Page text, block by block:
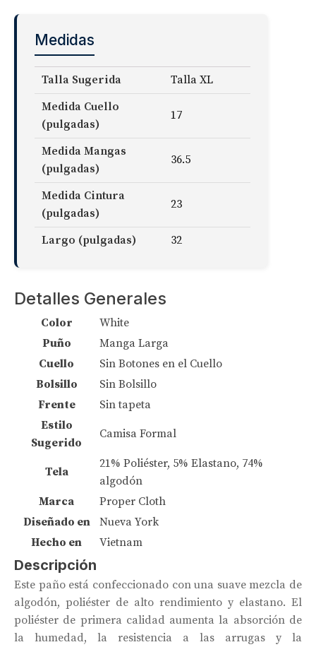
Medidas
Talla Sugerida
Talla XL
Medida Cuello
(pulgadas)
17
Medida Mangas
(pulgadas)
36.5
Medida Cintura
(pulgadas)
23
Largo (pulgadas) 32
Detalles Generales
Color
White
Puño
Manga Larga
Cuello
Sin Botones en el Cuello
Bolsillo
Sin Bolsillo
Frente
Sin tapeta
Estilo
Sugerido
Camisa Formal
Tela
21% Poliéster, 5% Elastano, 74%
algodón
Marca
Proper Cloth
Diseñado en
Nueva York
Hecho en
Vietnam
Descripción
Este paño está confeccionado con una suave mezcla de
algodón, poliéster de alto rendimiento y elastano. El
poliéster de primera calidad aumenta la absorción de
la humedad, la resistencia a las arrugas y la